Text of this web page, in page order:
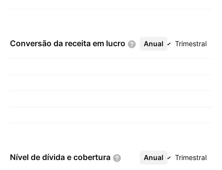
Conversão da receita em lucro Anual Trimestral
Mais
Nível de dívida e cobertura Anual Trimestral
Mais